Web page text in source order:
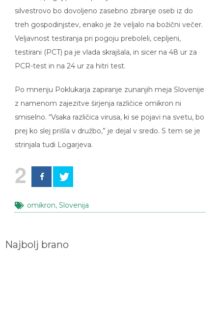
silvestrovo bo dovoljeno zasebno zbiranje oseb iz do
treh gospodinjstev, enako je že veljalo na božični večer.
Veljavnost testiranja pri pogoju preboleli, cepljeni,
testirani (PCT) pa je vlada skrajšala, in sicer na 48 ur za
PCR-test in na 24 ur za hitri test.
Po mnenju Poklukarja zapiranje zunanjih meja Slovenije
z namenom zajezitve širjenja različice omikron ni
smiselno. “Vsaka različica virusa, ki se pojavi na svetu, bo
prej ko slej prišla v družbo,” je dejal v sredo. S tem se je
strinjala tudi Logarjeva.
2
omikron, Slovenija
Najbolj brano